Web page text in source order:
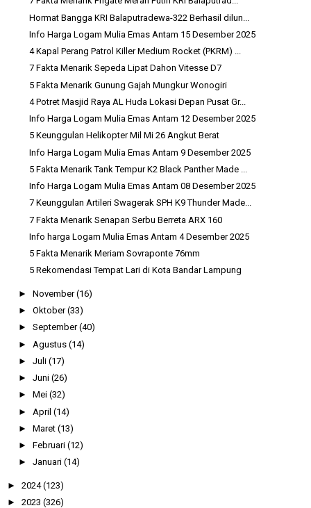
Hormat Bangga KRI Balaputradewa-322 Berhasil dilun...
Info Harga Logam Mulia Emas Antam 15 Desember 2025
4 Kapal Perang Patrol Killer Medium Rocket (PKRM) ...
7 Fakta Menarik Sepeda Lipat Dahon Vitesse D7
5 Fakta Menarik Gunung Gajah Mungkur Wonogiri
4 Potret Masjid Raya AL Huda Lokasi Depan Pusat Gr...
Info Harga Logam Mulia Emas Antam 12 Desember 2025
5 Keunggulan Helikopter Mil Mi 26 Angkut Berat
Info Harga Logam Mulia Emas Antam 9 Desember 2025
5 Fakta Menarik Tank Tempur K2 Black Panther Made ...
Info Harga Logam Mulia Emas Antam 08 Desember 2025
7 Keunggulan Artileri Swagerak SPH K9 Thunder Made...
7 Fakta Menarik Senapan Serbu Berreta ARX 160
Info harga Logam Mulia Emas Antam 4 Desember 2025
5 Fakta Menarik Meriam Sovraponte 76mm
5 Rekomendasi Tempat Lari di Kota Bandar Lampung
► November(16)
► Oktober(33)
► September(40)
► Agustus (14)
► Juli (17)
► Juni (26)
► Mei (32)
► April (14)
► Maret (13)
► Februari (12)
► Januari (14)
► 2024(123)
► 2023 (326)